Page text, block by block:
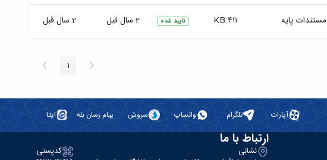
مستندات پایه ۴۱۱ KB تایید شده 2 سال قبل 2 سال قبل
پیغام صفحه1 صفحه
آپارات تلگرام واتساپ سروش پیام رسان بله ایتا
ارتباط با ما
نشانی کدپستی